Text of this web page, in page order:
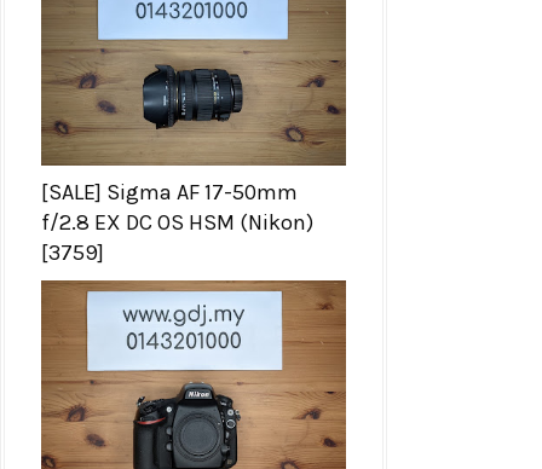
[SALE] Sigma AF 17-50mm
f/2.8 EX DC OS HSM (Nikon)
[3759]